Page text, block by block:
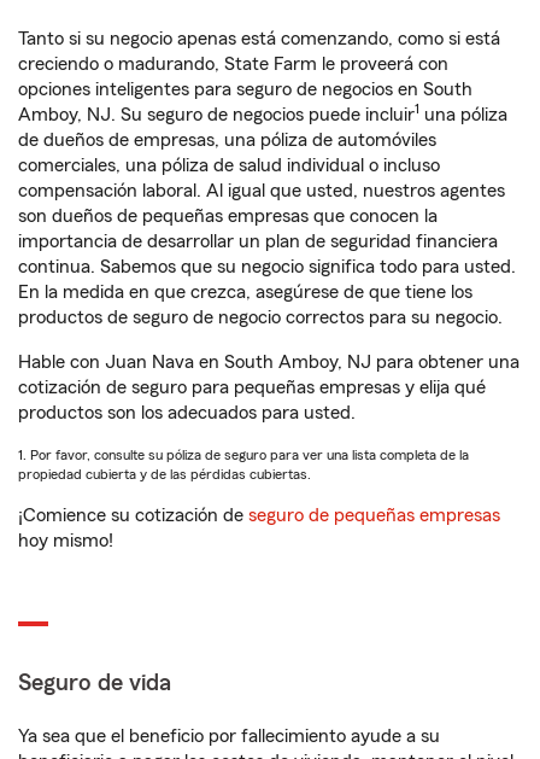
Tanto si su negocio apenas está comenzando, como si está
creciendo o madurando, State Farm le proveerá con
opciones inteligentes para seguro de negocios en South
Amboy, NJ. Su seguro de negocios puede incluir1 una póliza
de dueños de empresas, una póliza de automóviles
comerciales, una póliza de salud individual o incluso
compensación laboral. Al igual que usted, nuestros agentes
son dueños de pequeñas empresas que conocen la
importancia de desarrollar un plan de seguridad financiera
continua. Sabemos que su negocio significa todo para usted.
En la medida en que crezca, asegúrese de que tiene los
productos de seguro de negocio correctos para su negocio.
Hable con Juan Nava en South Amboy, NJ para obtener una
cotización de seguro para pequeñas empresas y elija qué
productos son los adecuados para usted.
1. Por favor, consulte su póliza de seguro para ver una lista completa de la
propiedad cubierta y de las pérdidas cubiertas.
¡Comience su cotización de seguro de pequeñas empresas
hoy mismo!
Seguro de vida
Ya sea que el beneficio por fallecimiento ayude a su